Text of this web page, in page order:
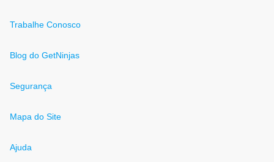
Trabalhe Conosco
Blog do GetNinjas
Segurança
Mapa do Site
Ajuda